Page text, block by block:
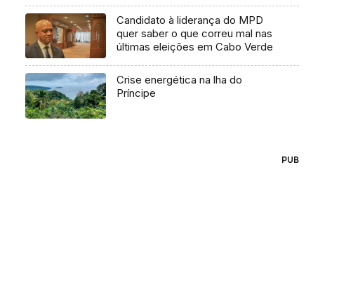
Candidato à liderança do MPD
quer saber o que correu mal nas
últimas eleições em Cabo Verde
Crise energética na lha do
Príncipe
PUB